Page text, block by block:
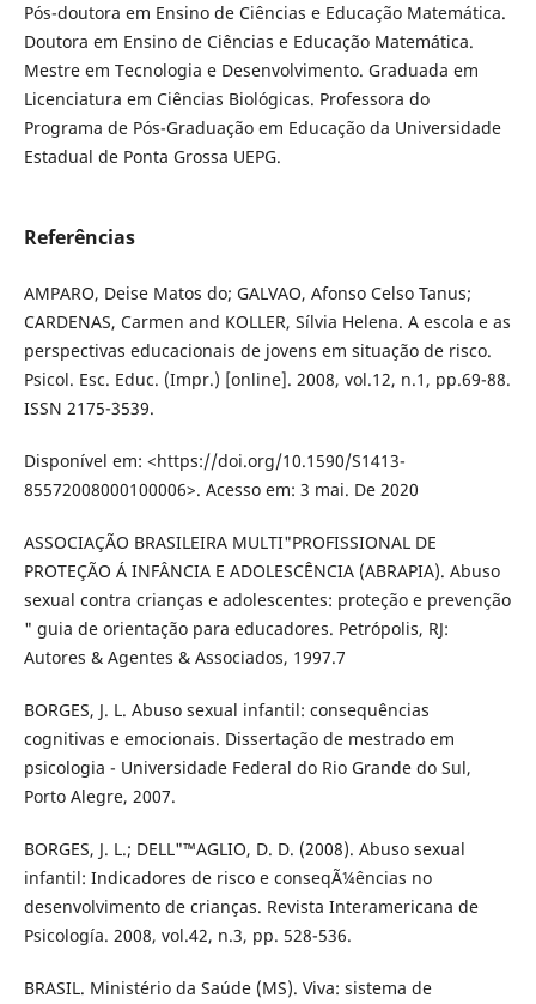
Pós-doutora em Ensino de Ciências e Educação Matemática.
Doutora em Ensino de Ciências e Educação Matemática.
Mestre em Tecnologia e Desenvolvimento. Graduada em
Licenciatura em Ciências Biológicas. Professora do
Programa de Pós-Graduação em Educação da Universidade
Estadual de Ponta Grossa UEPG.
Referências
AMPARO, Deise Matos do; GALVAO, Afonso Celso Tanus;
CARDENAS, Carmen and KOLLER, Sílvia Helena. A escola e as
perspectivas educacionais de jovens em situação de risco.
Psicol. Esc. Educ. (Impr.) [online]. 2008, vol.12, n.1, pp.69-88.
ISSN 2175-3539.
Disponível em: <https://doi.org/10.1590/S1413-
85572008000100006>. Acesso em: 3 mai. De 2020
ASSOCIAÇÃO BRASILEIRA MULTI"PROFISSIONAL DE
PROTEÇÃO Á INFÂNCIA E ADOLESCÊNCIA (ABRAPIA). Abuso
sexual contra crianças e adolescentes: proteção e prevenção
" guia de orientação para educadores. Petrópolis, RJ:
Autores & Agentes & Associados, 1997.7
BORGES, J. L. Abuso sexual infantil: consequências
cognitivas e emocionais. Dissertação de mestrado em
psicologia - Universidade Federal do Rio Grande do Sul,
Porto Alegre, 2007.
BORGES, J. L.; DELL"™AGLIO, D. D. (2008). Abuso sexual
infantil: Indicadores de risco e conseqÃ¼ências no
desenvolvimento de crianças. Revista Interamericana de
Psicología. 2008, vol.42, n.3, pp. 528-536.
BRASIL. Ministério da Saúde (MS). Viva: sistema de